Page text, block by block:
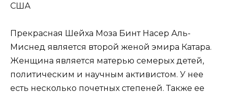
США
Прекрасная Шейха Моза Бинт Насер Аль-
Миснед является второй женой эмира Катара.
Женщина является матерью семерых детей,
политическим и научным активистом. У нее
есть несколько почетных степеней. Также ее